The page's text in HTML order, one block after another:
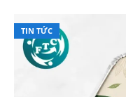
TIN TỨC